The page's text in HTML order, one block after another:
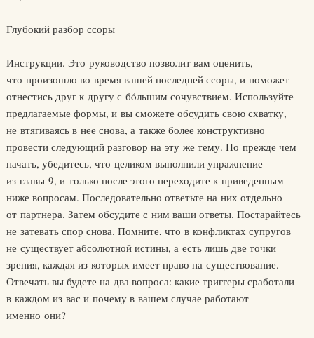
Глубокий разбор ссоры
Инструкции. Это руководство позволит вам оценить,
что произошло во время вашей последней ссоры, и поможет
отнестись друг к другу с бóльшим сочувствием. Используйте
предлагаемые формы, и вы сможете обсудить свою схватку,
не втягиваясь в нее снова, а также более конструктивно
провести следующий разговор на эту же тему. Но прежде чем
начать, убедитесь, что целиком выполнили упражнение
из главы 9, и только после этого переходите к приведенным
ниже вопросам. Последовательно ответьте на них отдельно
от партнера. Затем обсудите с ним ваши ответы. Постарайтесь
не затевать спор снова. Помните, что в конфликтах супругов
не существует абсолютной истины, а есть лишь две точки
зрения, каждая из которых имеет право на существование.
Отвечать вы будете на два вопроса: какие триггеры сработали
в каждом из вас и почему в вашем случае работают
именно они?